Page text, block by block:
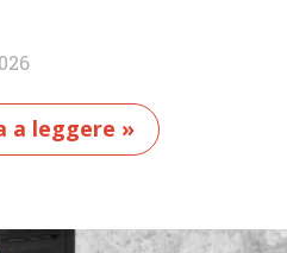
a leggere »